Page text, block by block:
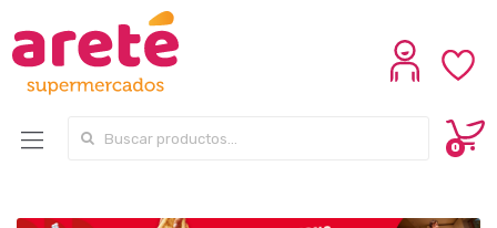
Search for:
0